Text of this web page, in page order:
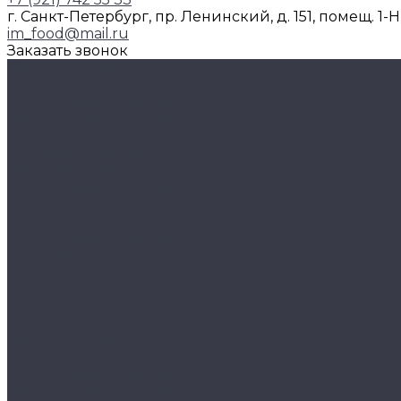
г. Санкт-Петербург, пр. Ленинский, д. 151, помещ. 1-
im_food@mail.ru
Заказать звонок